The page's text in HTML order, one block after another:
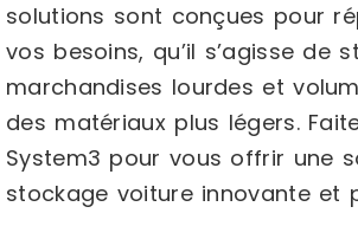
solutions sont conçues pour
vos besoins, qu’il s’agisse de
marchandises lourdes et
des matériaux plus légers.
System3 pour vous offrir une
stockage voiture innovante et